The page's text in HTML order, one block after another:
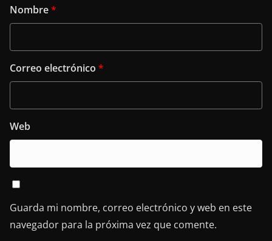
Nombre*
Correo electrónico *
Web
Guarda mi nombre, correo electrónico y web en este
navegador para la próxima vez que comente.